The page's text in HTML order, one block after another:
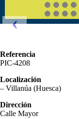
Referencia
PIC-4208
Localización
– Villanúa (Huesca)
Dirección
Calle Mayor